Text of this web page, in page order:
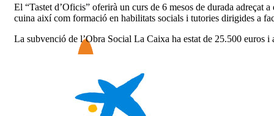
El “Tastet d’Oficis” oferirà un curs de 6 mesos de durada adreçat
cuina així com formació en habilitats socials i tutories dirigides a
La subvenció de l’Obra Social La Caixa ha estat de 25.500 euros